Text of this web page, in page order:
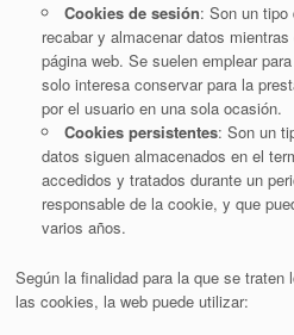
Cookies de sesión: Son un tipo
recabar y almacenar datos
página web. Se suelen emplear
solo interesa conservar para la
por el usuario en una sola ocasión.
Cookies persistentes: Son un
datos siguen almacenados en el
accedidos y tratados durante un
responsable de la cookie, y que
varios años.
Según la finalidad para la que se
las cookies, la web puede utilizar: